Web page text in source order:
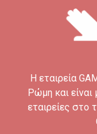
H εταιρεία
Ρώμη και είναι
εταιρείες στο